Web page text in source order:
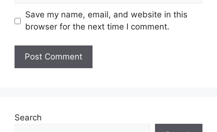
Save my name, email, and website in this
browser for the next time I comment.
Search